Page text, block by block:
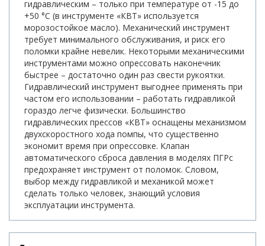
гидравлическим – только при температуре от -15 до
+50 °С (в инструменте «КВТ» используется
морозостойкое масло). Механический инструмент
требует минимального обслуживания, и риск его
поломки крайне невелик. Некоторыми механическими
инструментами можно опрессовать наконечник
быстрее – достаточно один раз свести рукоятки.
Гидравлический инструмент выгоднее применять при
частом его использовании – работать гидравликой
гораздо легче физически. Большинство
гидравлических прессов «КВТ» оснащены механизмом
двухскоростного хода помпы, что существенно
экономит время при опрессовке. Клапан
автоматического сброса давления в моделях ПГРс
предохраняет инструмент от поломок. Словом,
выбор между гидравликой и механикой может
сделать только человек, знающий условия
эксплуатации инструмента.